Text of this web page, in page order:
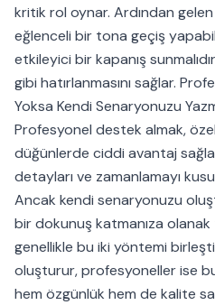
kritik rol oynar. Ardından
eğlenceli bir tona geçiş
etkileyici bir kapanış
gibi hatırlanmasını sağlar.
Yoksa Kendi Senaryonuzu
Profesyonel destek almak,
düğünlerde ciddi avantaj
detayları ve zamanlamayı
Ancak kendi senaryonuzu
bir dokunuş katmanıza olanak
genellikle bu iki yöntemi
oluşturur, profesyoneller ise
hem özgünlük hem de kalite